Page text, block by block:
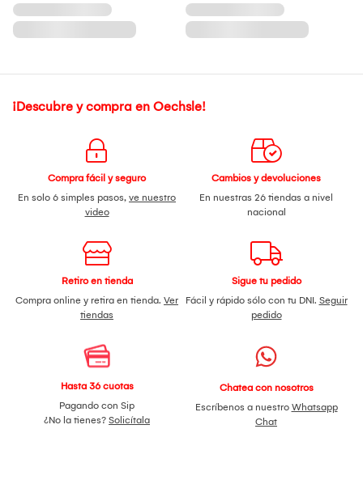
¡Descubre y compra en Oechsle!
Compra fácil y seguro
En solo 6 simples pasos, ve nuestro
video
Cambios y devoluciones
En nuestras 26 tiendas a nivel
nacional
Retiro en tienda
Compra online y retira en tienda. Ver
tiendas
Sigue tu pedido
Fácil y rápido sólo con tu DNI. Seguir
pedido
Hasta 36 cuotas
Pagando con Sip
¿No la tienes? Solicítala
Chatea con nosotros
Escríbenos a nuestro Whatsapp
Chat